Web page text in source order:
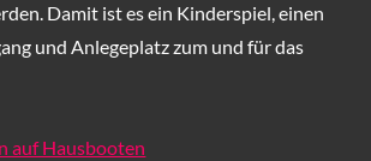
Damit ist es ein Kinderspiel, einen
und Anlegeplatz zum und für das
auf Hausbooten